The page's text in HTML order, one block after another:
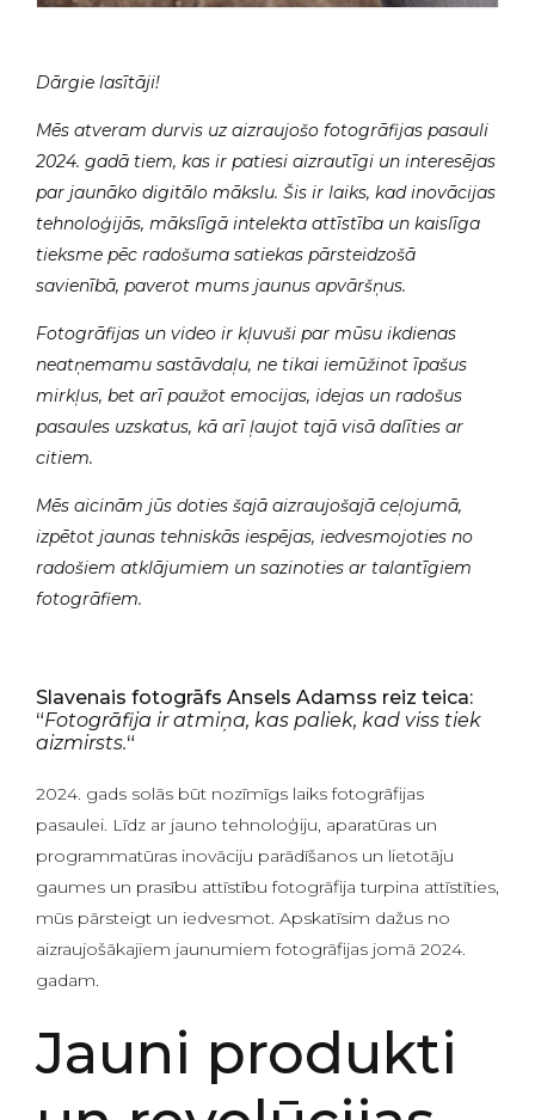
Dārgie lasītāji!
Mēs atveram durvis uz aizraujošo fotogrāfijas pasauli
2024. gadā tiem, kas ir patiesi aizrautīgi un interesējas
par jaunāko digitālo mākslu. Šis ir laiks, kad inovācijas
tehnoloģijās, mākslīgā intelekta attīstība un kaislīga
tieksme pēc radošuma satiekas pārsteidzošā
savienībā, paverot mums jaunus apvāršņus.
Fotogrāfijas un video ir kļuvuši par mūsu ikdienas
neatņemamu sastāvdaļu, ne tikai iemūžinot īpašus
mirkļus, bet arī paužot emocijas, idejas un radošus
pasaules uzskatus, kā arī ļaujot tajā visā dalīties ar
citiem.
Mēs aicinām jūs doties šajā aizraujošajā ceļojumā,
izpētot jaunas tehniskās iespējas, iedvesmojoties no
radošiem atklājumiem un sazinoties ar talantīgiem
fotogrāfiem.
Slavenais fotogrāfs Ansels Adamss reiz teica:
“Fotogrāfija ir atmiņa, kas paliek, kad viss tiek
aizmirsts.“
2024. gads solās būt nozīmīgs laiks fotogrāfijas
pasaulei. Līdz ar jauno tehnoloģiju, aparatūras un
programmatūras inovāciju parādīšanos un lietotāju
gaumes un prasību attīstību fotogrāfija turpina attīstīties,
mūs pārsteigt un iedvesmot. Apskatīsim dažus no
aizraujošākajiem jaunumiem fotogrāfijas jomā 2024.
gadam.
Jauni produkti